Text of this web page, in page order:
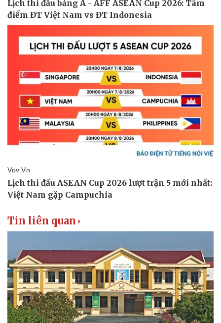
Bóng đá
Thế giới thể thao
Hậu trường
Ô tô - Xe máy
Ô tô
Xe máy
Tin liên quan